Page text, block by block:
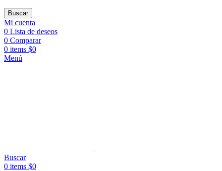
Buscar
Mi cuenta
0 Lista de deseos
0 Comparar
0 items $0
Menú
Buscar
0 items $0